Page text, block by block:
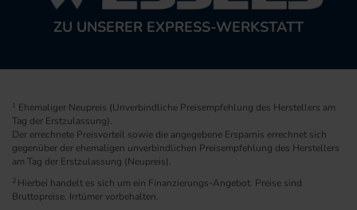
ZU UNSERER EXPRESS-WERKSTATT
1 Ehemaliger Neupreis (Unverbindliche Preisempfehlung des Herstellers am
Tag der Erstzulassung).
Der errechnete Preisvorteil sowie die angegebene Ersparnis errechnet sich
gegenüber der ehemaligen unverbindlichen Preisempfehlung des Herstellers
am Tag der Erstzulassung (Neupreis).
2 Hierbei handelt es sich um ein Finanzierungs-Angebot. Preise sind
Bruttopreise. Irrtümer vorbehalten.